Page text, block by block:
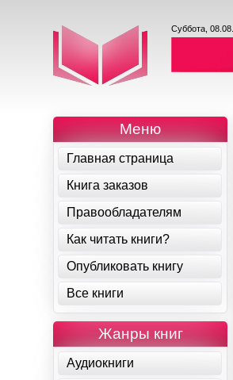
Суббота,
Меню
Главная страница
Книга заказов
Правообладателям
Как читать книги?
Опубликовать книгу
Все книги
Жанры книг
Аудиокниги